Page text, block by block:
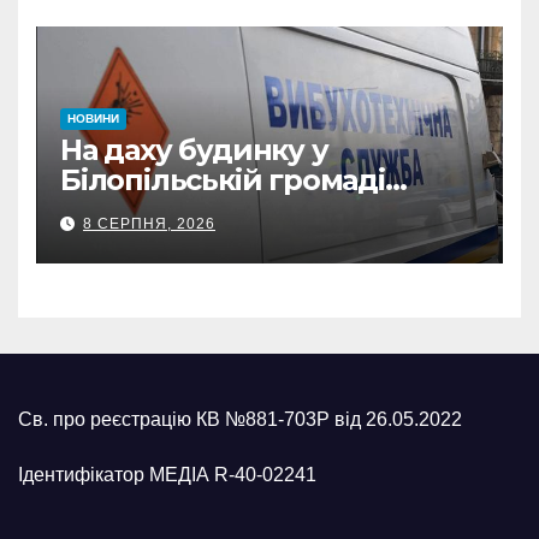
НОВИНИ
На даху будинку у
Білопільській громаді
знайшли 120-мм міну
8 СЕРПНЯ, 2026
Св. про реєстрацію КВ №881-703Р від 26.05.2022
Ідентифікатор МЕДІА R-40-02241